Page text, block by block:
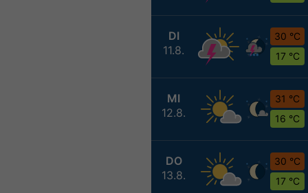
DI
11.8.
30 °C
17 °C
MI
12.8.
31 °C
16 °C
DO
13.8.
30 °C
17 °C